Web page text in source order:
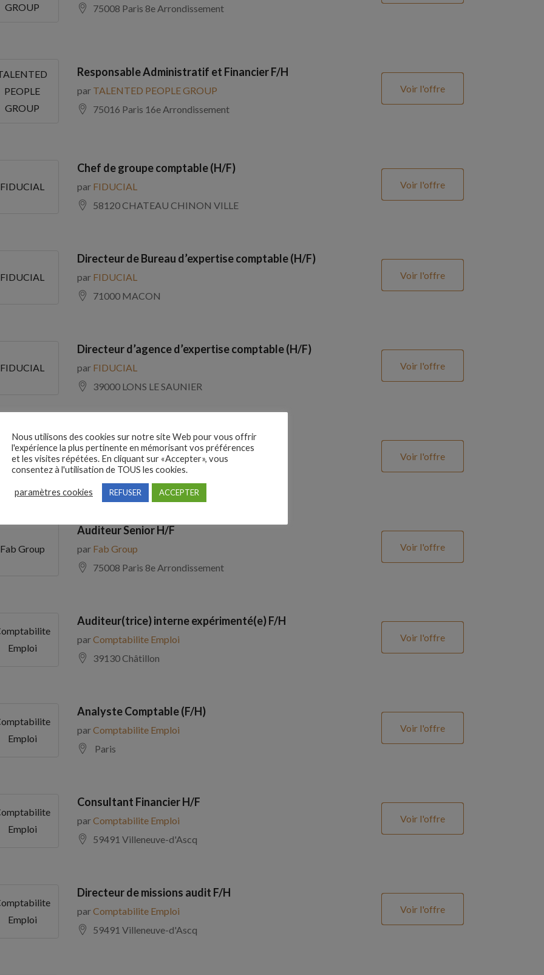
GROUP
75008 Paris 8e Arrondissement
PEOPLE
GROUP
Responsable Administratif et Financier F/H
par TALENTED PEOPLE GROUP
75016 Paris 16e Arrondissement
Voir l'offre
FIDUCIAL
Chef de groupe comptable (H/F)
par FIDUCIAL
58120 CHATEAU CHINON VILLE
Voir l'offre
FIDUCIAL
Directeur de Bureau d’expertise comptable (H/F)
par FIDUCIAL
71000 MACON
Voir l'offre
FIDUCIAL
Directeur d’agence d’expertise comptable (H/F)
par FIDUCIAL
39000 LONS LE SAUNIER
Voir l'offre
ADECCO
Comptable Fournisseurs H/F
parADECCO
69100 Villeurbanne
Voir l'offre
Fab Group
Auditeur Senior H/F
par Fab Group
75008 Paris 8e Arrondissement
Voir l'offre
Emploi
Auditeur(trice) interne expérimenté(e) F/H
parComptabilite Emploi
39130 Châtillon
Voir l'offre
Emploi
Analyste Comptable (F/H)
parComptabilite Emploi
Paris
Voir l'offre
Emploi
Consultant Financier H/F
parComptabilite Emploi
59491 Villeneuve-d'Ascq
Voir l'offre
Emploi
Directeur de missions audit F/H
parComptabilite Emploi
59491 Villeneuve-d'Ascq
Voir l'offre
Nous utilisons des cookies sur notre site Web pour vous offrir
l'expérience la plus pertinente en mémorisant vos préférences
et les visites répétées. En cliquant sur «Accepter», vous
consentez à l'utilisation de TOUS les cookies.
paramètres cookies REFUSER ACCEPTER